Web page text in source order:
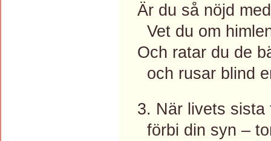
Är du så nöjd
Vet du om
Och ratar du de
och rusar blind
3. När livets sista
förbi din syn –